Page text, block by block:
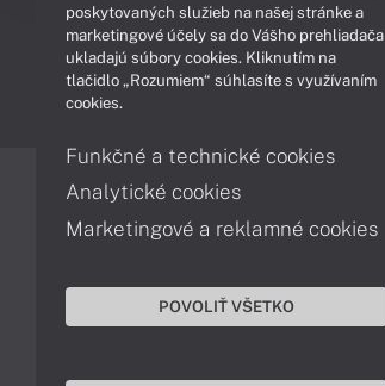
PODPORA A SERVIS
Informácie
Obchodné podmienky
Ochrana osobných údajov
poskytovaných služieb na našej stránke a
marketingové účely sa do Vášho prehliadača
ukladajú súbory cookies. Kliknutím na
tlačidlo „Rozumiem“ súhlasíte s využívaním
cookies.
Funkčné a technické cookies
Analytické cookies
Marketingové a reklamné cookies
POVOLIŤ VŠETKO